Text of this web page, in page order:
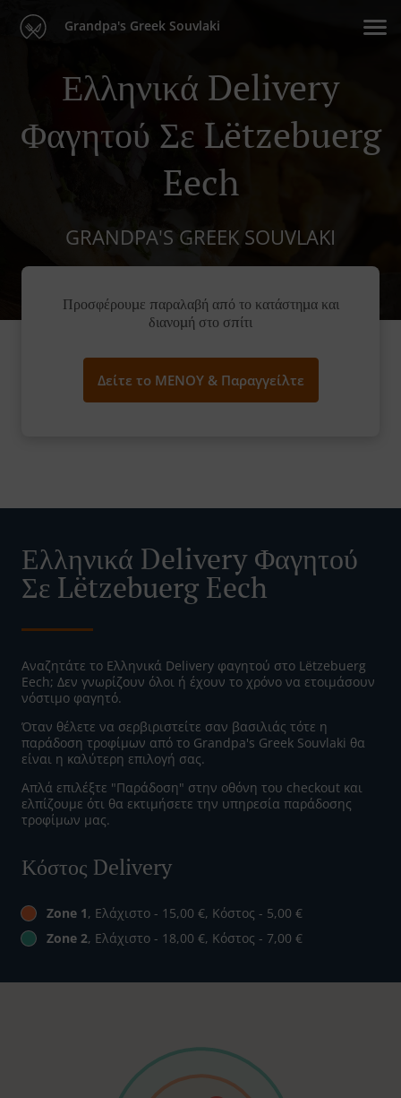
Grandpa's Greek Souvlaki
Ελληνικά Delivery
Φαγητού Σε Lëtzebuerg
Eech
GRANDPA'S GREEK SOUVLAKI
Προσφέρουμε παραλαβή από το κατάστημα και
διανομή στο σπίτι
Δείτε το ΜΕΝΟΥ & Παραγγείλτε
Ελληνικά Delivery Φαγητού
Σε Lëtzebuerg Eech
Αναζητάτε το Ελληνικά Delivery φαγητού στο Lëtzebuerg
Eech; Δεν γνωρίζουν όλοι ή έχουν το χρόνο να ετοιμάσουν
νόστιμο φαγητό.
Όταν θέλετε να σερβιριστείτε σαν βασιλιάς τότε η
παράδοση τροφίμων από το Grandpa's Greek Souvlaki θα
είναι η καλύτερη επιλογή σας.
Απλά επιλέξτε "Παράδοση" στην οθόνη του checkout και
ελπίζουμε ότι θα εκτιμήσετε την υπηρεσία παράδοσης
τροφίμων μας.
Κόστος Delivery
Zone 1, Ελάχιστο - 15,00 €, Κόστος - 5,00 €
Zone 2, Ελάχιστο - 18,00 €, Κόστος - 7,00 €